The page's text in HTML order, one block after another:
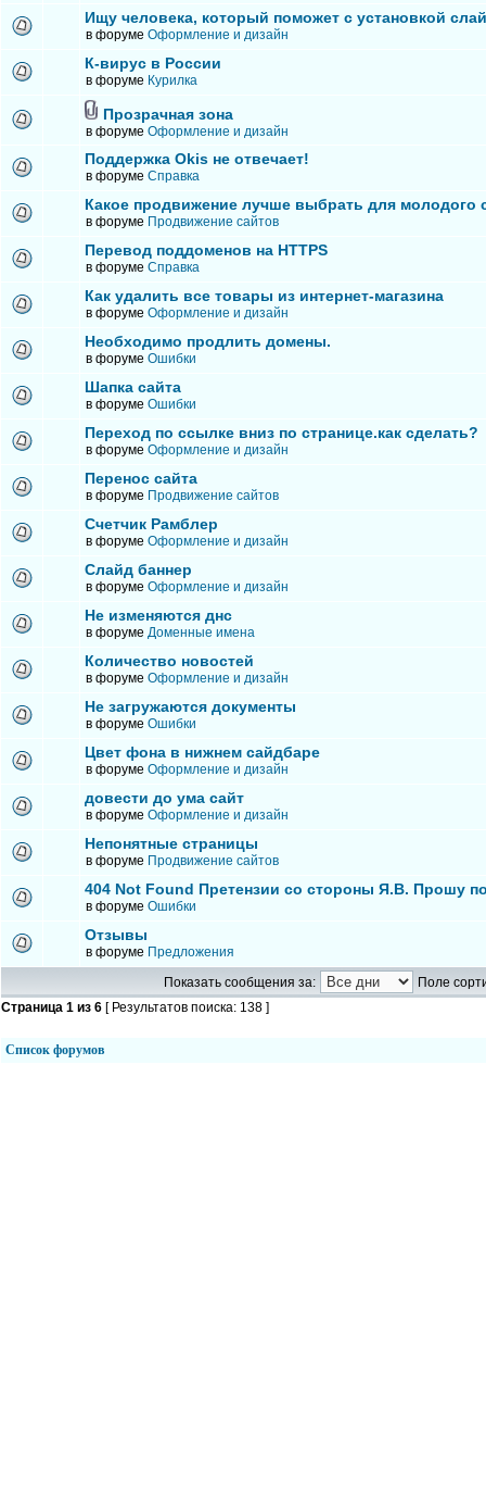
Ищу человека, который поможет с установкой
в форуме Оформление и дизайн
К-вирус в России
в форуме Курилка
Прозрачная зона
в форуме Оформление и дизайн
Поддержка Okis не отвечает!
в форуме Справка
Какое продвижение лучше выбрать для молодого
в форуме Продвижение сайтов
Перевод поддоменов на HTTPS
в форуме Справка
Как удалить все товары из интернет-магазина
в форуме Оформление и дизайн
Необходимо продлить домены.
в форуме Ошибки
Шапка сайта
в форуме Ошибки
Переход по ссылке вниз по странице.как сделать?
в форуме Оформление и дизайн
Перенос сайта
в форуме Продвижение сайтов
Счетчик Рамблер
в форуме Оформление и дизайн
Слайд баннер
в форуме Оформление и дизайн
Не изменяются днс
в форуме Доменные имена
Количество новостей
в форуме Оформление и дизайн
Не загружаются документы
в форуме Ошибки
Цвет фона в нижнем сайдбаре
в форуме Оформление и дизайн
довести до ума сайт
в форуме Оформление и дизайн
Непонятные страницы
в форуме Продвижение сайтов
404 Not Found Претензии со стороны Я.В. Прошу
в форуме Ошибки
Отзывы
в форуме Предложения
Показать сообщения за:
Поле
Страница 1 из 6 [ Результатов поиска: 138 ]
Список форумов